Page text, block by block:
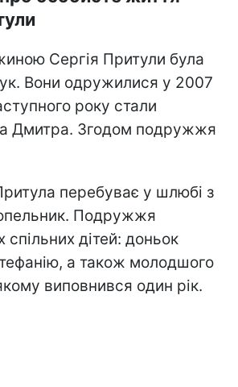
Сергія Притули була
Вони одружилися у 2007
року стали
Дмитра. Згодом подружжя
перебуває у шлюбі з
Подружжя
спільних дітей: доньок
а також молодшого
виповнився один рік.